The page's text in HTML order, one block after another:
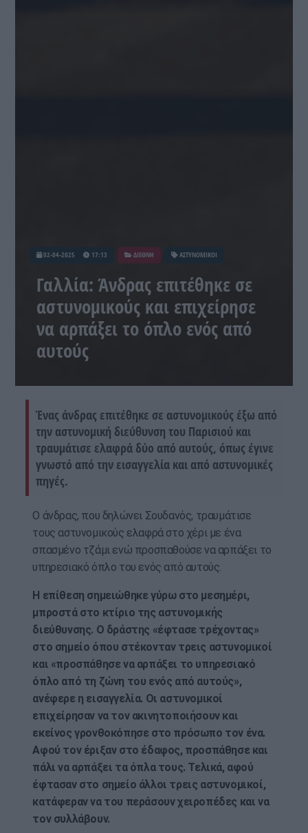
02-04-2025 17:13 ΔΙΕΘΝΗ ΑΣΤΥΝΟΜΙΚΟΙ
Γαλλία: Άνδρας επιτέθηκε σε
αστυνομικούς και επιχείρησε
να αρπάξει το όπλο ενός από
αυτούς
Ένας άνδρας επιτέθηκε σε αστυνομικούς έξω από
την αστυνομική διεύθυνση του Παρισιού και
τραυμάτισε ελαφρά δύο από αυτούς, όπως έγινε
γνωστό από την εισαγγελία και από αστυνομικές
πηγές.
Ο άνδρας, που δηλώνει Σουδανός, τραυμάτισε
τους αστυνομικούς ελαφρά στο χέρι με ένα
σπασμένο τζάμι ενώ προσπαθούσε να αρπάξει το
υπηρεσιακό όπλο του ενός από αυτούς.
Η επίθεση σημειώθηκε γύρω στο μεσημέρι,
μπροστά στο κτίριο της αστυνομικής
διεύθυνσης. Ο δράστης «έφτασε τρέχοντας»
στο σημείο όπου στέκονταν τρεις αστυνομικοί
και «προσπάθησε να αρπάξει το υπηρεσιακό
όπλο από τη ζώνη του ενός από αυτούς»,
ανέφερε η εισαγγελία. Οι αστυνομικοί
επιχείρησαν να τον ακινητοποιήσουν και
εκείνος γρονθοκόπησε στο πρόσωπο τον ένα.
Αφού τον έριξαν στο έδαφος, προσπάθησε και
πάλι να αρπάξει τα όπλα τους. Τελικά, αφού
έφτασαν στο σημείο άλλοι τρεις αστυνομικοί,
κατάφεραν να του περάσουν χειροπέδες και να
τον συλλάβουν.